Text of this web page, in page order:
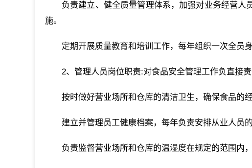
负责建立、健全质量管理体系，加强对业务经营
施。
定期开展质量教育和培训工作，每年组织一次全员身
2、管理人员岗位职责:对食品安全管理工作负直接
按时做好营业场所和仓库的清洁卫生，确保食品的
建立并管理员工健康档案，每年负责安排从业人员
负责监督营业场所和仓库的温湿度在规定的范围内